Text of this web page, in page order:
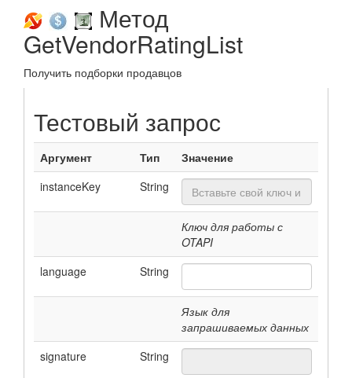
Метод
GetVendorRatingList
Получить подборки продавцов
Тестовый запрос
Аргумент Тип
Значение
instanceKey
String
Ключ для работы с
OTAPI
language
String
Язык для
запрашиваемых данных
signature
String